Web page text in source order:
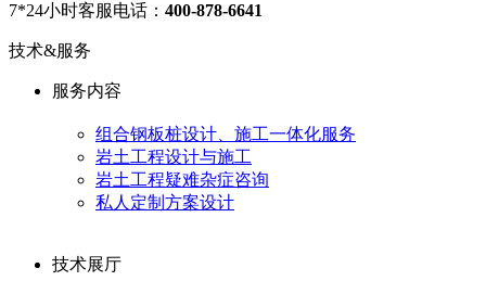
7*24小时客服电话： 400-878-6641
技术&服务
服务内容
组合钢板桩设计、施工一体化服务
岩土工程设计与施工
岩土工程疑难杂症咨询
私人定制方案设计
技术展厅